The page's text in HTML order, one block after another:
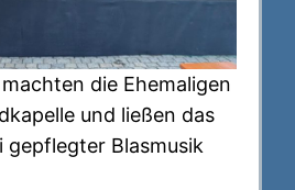
die Ehemaligen
und ließen das
Blasmusik